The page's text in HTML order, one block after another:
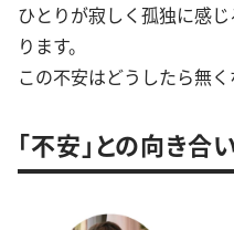
ひとりが寂しく孤独に感
ります。
この不安はどうしたら無く
「不安」との向き合